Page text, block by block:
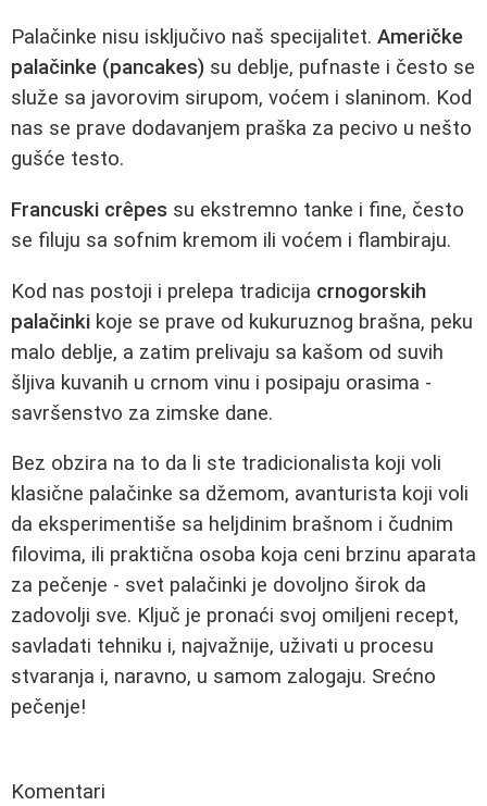
Palačinke nisu isključivo naš specijalitet. Američke
palačinke (pancakes) su deblje, pufnaste i često se
služe sa javorovim sirupom, voćem i slaninom. Kod
nas se prave dodavanjem praška za pecivo u nešto
gušće testo.
Francuski crêpes su ekstremno tanke i fine, često
se filuju sa sofnim kremom ili voćem i flambiraju.
Kod nas postoji i prelepa tradicija crnogorskih
palačinki koje se prave od kukuruznog brašna, peku
malo deblje, a zatim prelivaju sa kašom od suvih
šljiva kuvanih u crnom vinu i posipaju orasima -
savršenstvo za zimske dane.
Bez obzira na to da li ste tradicionalista koji voli
klasične palačinke sa džemom, avanturista koji voli
da eksperimentiše sa heljdinim brašnom i čudnim
filovima, ili praktična osoba koja ceni brzinu aparata
za pečenje - svet palačinki je dovoljno širok da
zadovolji sve. Ključ je pronaći svoj omiljeni recept,
savladati tehniku i, najvažnije, uživati u procesu
stvaranja i, naravno, u samom zalogaju. Srećno
pečenje!
Komentari